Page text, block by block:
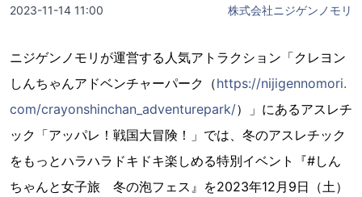
2023-11-14 11:00 株式会社ニジゲンノモリ
ニジゲンノモリが運営する人気アトラクション「クレヨン
しんちゃんアドベンチャーパーク（https://nijigennomori.
com/crayonshinchan_adventurepark/）」にあるアスレチ
ック「アッパレ！戦国大冒険！」では、冬のアスレチック
をもっとハラハラドキドキ楽しめる特別イベント『#しん
ちゃんと女子旅 冬の泡フェス』を2023年12月9日（土）